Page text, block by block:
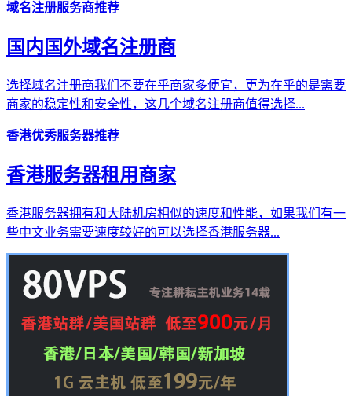
域名注册服务商推荐
国内国外域名注册商
选择域名注册商我们不要在乎商家多便宜，更为在乎的是需要
商家的稳定性和安全性，这几个域名注册商值得选择...
香港优秀服务器推荐
香港服务器租用商家
香港服务器拥有和大陆机房相似的速度和性能，如果我们有一
些中文业务需要速度较好的可以选择香港服务器...